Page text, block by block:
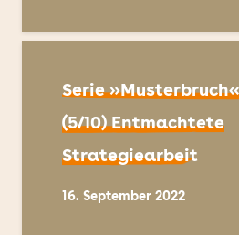
Serie
(5/10) Entmachtete
Strategiearbeit
16. September 2022